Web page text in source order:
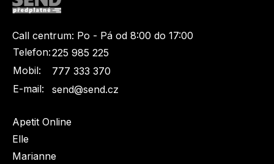
Call centrum: Po - Pá od 8:00 do 17:00
Telefon:225 985 225
Mobil:
777 333 370
E-mail:
send@send.cz
Apetit Online
Elle
Marianne